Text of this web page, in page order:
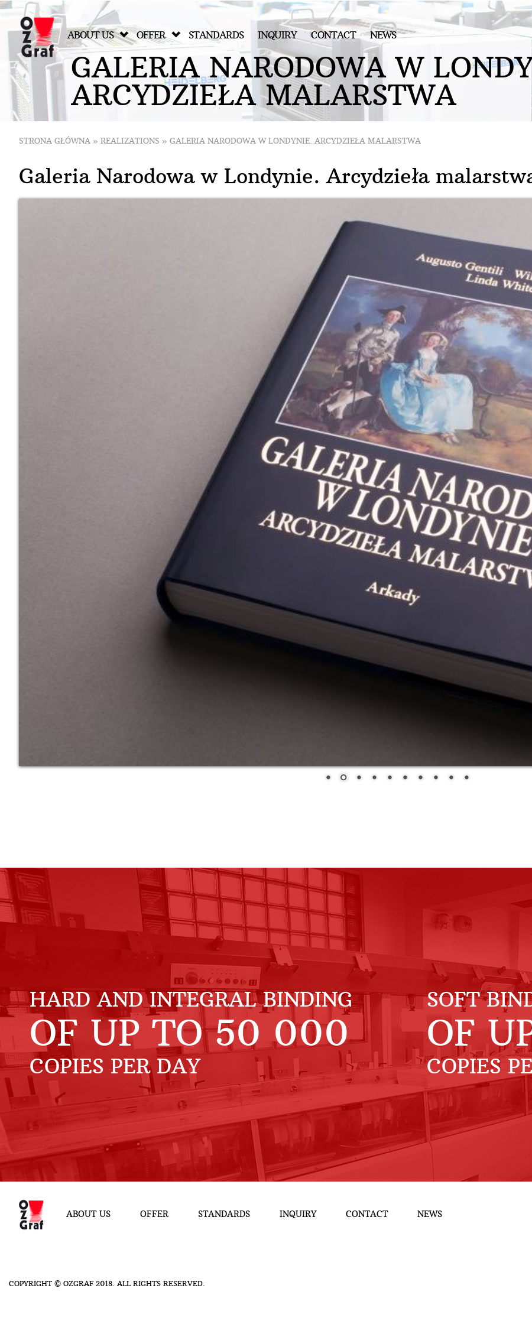
ABOUT US OFFER STANDARDS INQUIRY CONTACT NEWS
GALERIA NARODOWA W LOND
ARCYDZIEŁA MALARSTWA
STRONA GŁÓWNA » REALIZATIONS » GALERIA NARODOWA W LONDYNIE. ARCYDZIEŁA MALARSTWA
Galeria Narodowa w Londynie. Arcydzieła
HARD AND INTEGRAL BINDING
OF UP TO50 000
COPIES PER DAY
SOFT
OF
COPIES
ABOUT US OFFER STANDARDS INQUIRY CONTACT NEWS
COPYRIGHT © OZGRAF 2018. ALL RIGHTS RESERVED.